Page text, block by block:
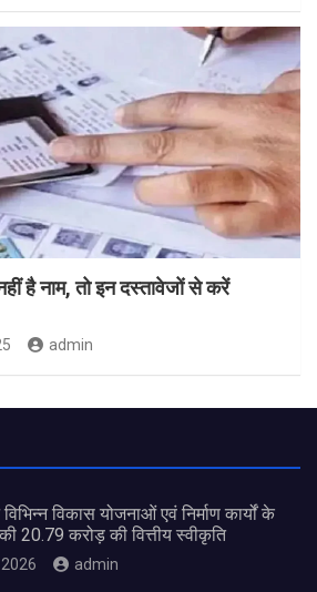
है नाम, तो इन दस्तावेजों से करें
admin
विकास योजनाओं एवं निर्माण कार्यों के
20.79 करोड़ की वित्तीय स्वीकृति
admin